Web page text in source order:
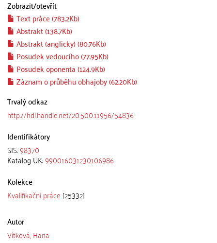
Zobrazit/otevřít
Text práce (783.2Kb)
Abstrakt (138.7Kb)
Abstrakt (anglicky) (80.76Kb)
Posudek vedoucího (77.95Kb)
Posudek oponenta (124.9Kb)
Záznam o průběhu obhajoby (62.20Kb)
Trvalý odkaz
http://hdl.handle.net/20.500.11956/54836
Identifikátory
SIS:98370
Katalog UK:990016031230106986
Kolekce
Kvalifikační práce [25332]
Autor
Vítková, Hana